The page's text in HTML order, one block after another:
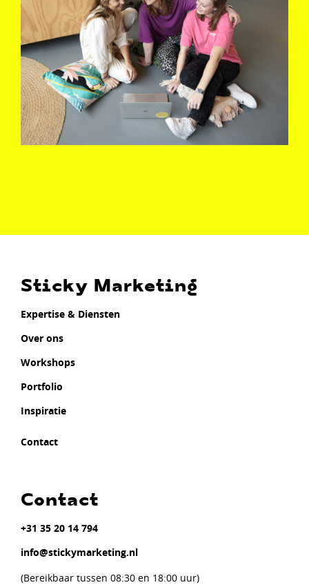
Sticky Marketing
Expertise & Diensten
Over ons
Workshops
Portfolio
Inspiratie
Contact
Contact
+31 35 20 14 794
info@stickymarketing.nl
(Bereikbaar tussen 08:30 en 18:00 uur)